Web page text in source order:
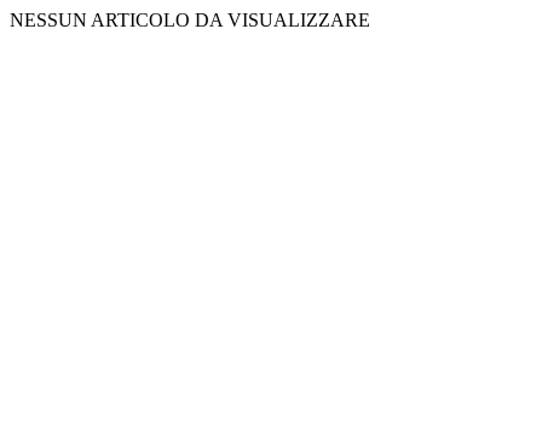
NESSUN ARTICOLO DA VISUALIZZARE